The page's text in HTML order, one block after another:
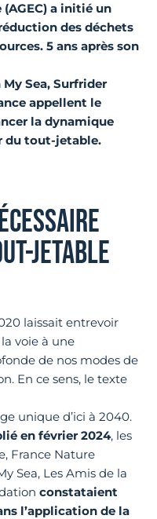
a initié un
des déchets
5 ans après son
Sea, Surfrider
appellent le
la dynamique
du tout-jetable.
JETABLE
laissait entrevoir
voie à une
de nos modes de
En ce sens, le texte
unique d’ici à 2040.
en février 2024, les
France Nature
Sea, Les Amis de la
constataient
l’application de la